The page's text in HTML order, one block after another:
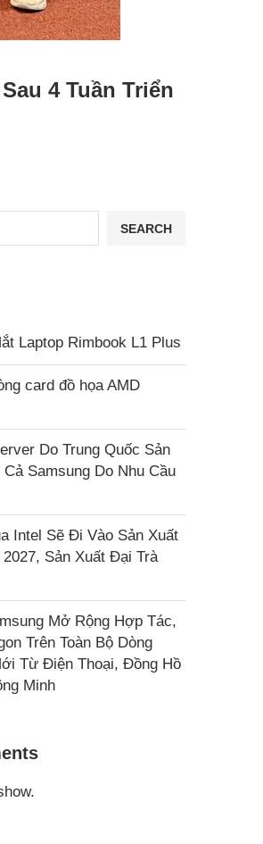
4 Tuần Triển
SEARCH
Laptop Rimbook L1 Plus
card đồ họa AMD
Do Trung Quốc Sản
Samsung Do Nhu Cầu
Intel Sẽ Đi Vào Sản Xuất
Sản Xuất Đại Trà
Mở Rộng Hợp Tác,
Trên Toàn Bộ Dòng
Từ Điện Thoại, Đồng Hồ
Minh